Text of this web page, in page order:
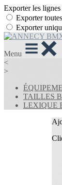
Exporter les lignes
Exporter
Exporter
Menu
<
>
TAILLES
LEXIQUE